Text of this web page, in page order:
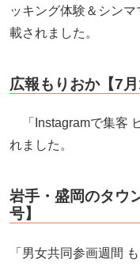
ッキング体験＆シン
載されました。
広報もりおか【7月
「Instagramで集客
れました。
岩手・盛岡のタウ
号】
「男女共同参画週間